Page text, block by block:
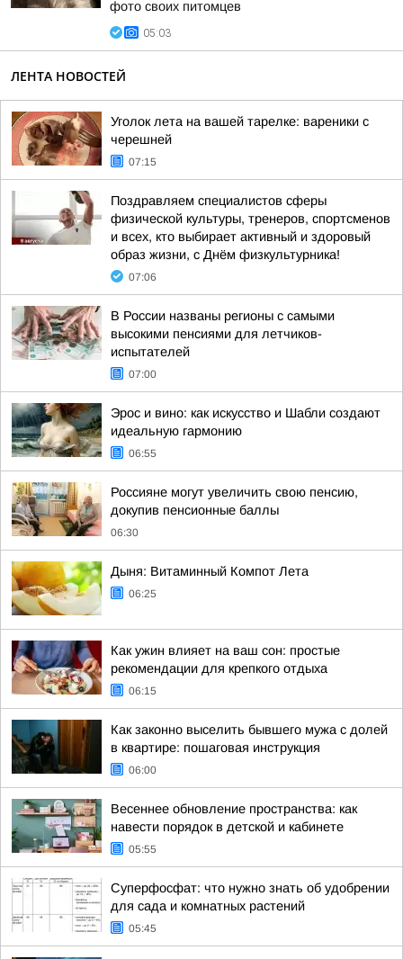
фото своих питомцев
05:03
ЛЕНТА НОВОСТЕЙ
Уголок лета на вашей тарелке: вареники с
черешней
07:15
Поздравляем специалистов сферы
физической культуры, тренеров, спортсменов
и всех, кто выбирает активный и здоровый
образ жизни, с Днём физкультурника!
07:06
В России названы регионы с самыми
высокими пенсиями для летчиков-
испытателей
07:00
Эрос и вино: как искусство и Шабли создают
идеальную гармонию
06:55
Россияне могут увеличить свою пенсию,
докупив пенсионные баллы
06:30
Дыня: Витаминный Компот Лета
06:25
Как ужин влияет на ваш сон: простые
рекомендации для крепкого отдыха
06:15
Как законно выселить бывшего мужа с долей
в квартире: пошаговая инструкция
06:00
Весеннее обновление пространства: как
навести порядок в детской и кабинете
05:55
Суперфосфат: что нужно знать об удобрении
для сада и комнатных растений
05:45